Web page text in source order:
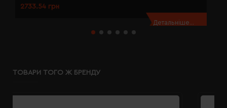
2733.54 грн
Детальніше...
ТОВАРИ ТОГО Ж БРЕНДУ